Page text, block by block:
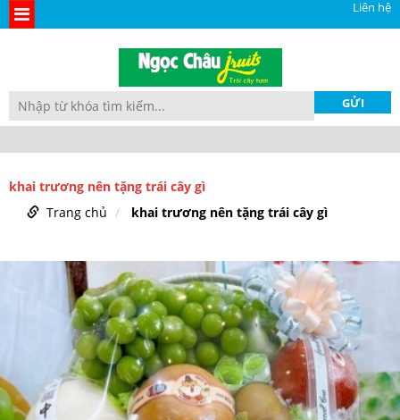
Liên hệ
khai trương nên tặng trái cây gì
Trang chủ
khai trương nên tặng trái cây gì